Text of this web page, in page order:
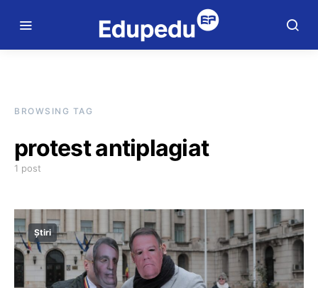
BROWSING TAG
protest antiplagiat
1 post
Știri